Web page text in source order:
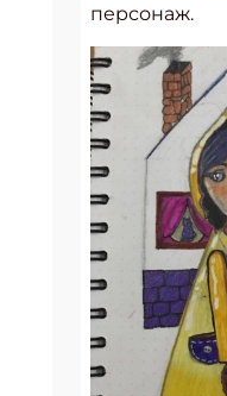
персонаж.